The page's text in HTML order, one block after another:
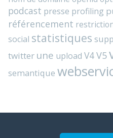
podcast presse profiling
référencement
social statistiques
twitter une upload V4V5
semantique